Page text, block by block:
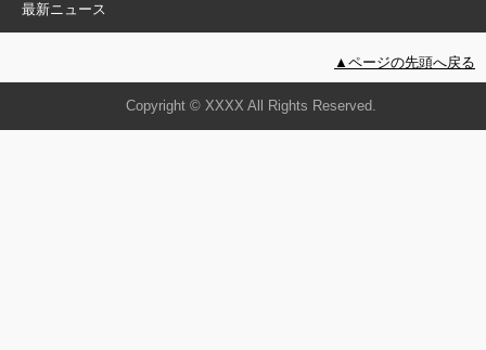
最新ニュース
▲ページの先頭へ戻る
Copyright © XXXX All Rights Reserved.